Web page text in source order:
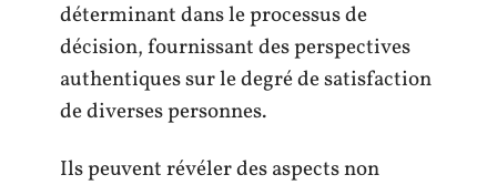
déterminant dans le processus de
décision, fournissant des perspectives
authentiques sur le degré de satisfaction
de diverses personnes.
Ils peuvent révéler des aspects non